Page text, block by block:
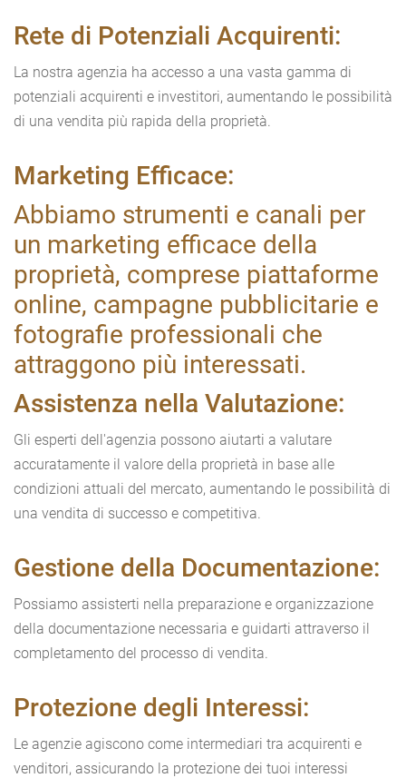
Rete di Potenziali Acquirenti:
La nostra agenzia ha accesso a una vasta gamma di
potenziali acquirenti e investitori, aumentando le possibilità
di una vendita più rapida della proprietà.
Marketing Efficace:
Abbiamo strumenti e canali per
un marketing efficace della
proprietà, comprese piattaforme
online, campagne pubblicitarie e
fotografie professionali che
attraggono più interessati.
Assistenza nella Valutazione:
Gli esperti dell'agenzia possono aiutarti a valutare
accuratamente il valore della proprietà in base alle
condizioni attuali del mercato, aumentando le possibilità di
una vendita di successo e competitiva.
Gestione della Documentazione:
Possiamo assisterti nella preparazione e organizzazione
della documentazione necessaria e guidarti attraverso il
completamento del processo di vendita.
Protezione degli Interessi:
Le agenzie agiscono come intermediari tra acquirenti e
venditori, assicurando la protezione dei tuoi interessi